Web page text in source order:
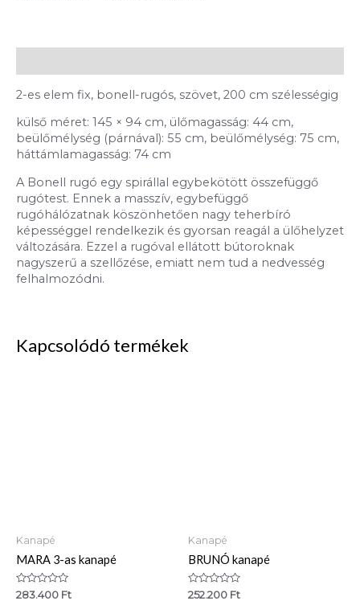
2-es elem fix, bonell-rugós, szövet, 200 cm szélességig
külső méret: 145 × 94 cm, ülőmagasság: 44 cm,
beülőmélység (párnával): 55 cm, beülőmélység: 75 cm,
háttámlamagasság: 74 cm
A Bonell rugó egy spirállal egybekötött összefüggő
rugótest. Ennek a masszív, egybefüggő
rugóhálózatnak köszönhetően nagy teherbíró
képességgel rendelkezik és gyorsan reagál a ülőhelyzet
változására. Ezzel a rugóval ellátott bútoroknak
nagyszerű a szellőzése, emiatt nem tud a nedvesség
felhalmozódni.
Kapcsolódó termékek
Kanapé
MARA 3-as kanapé
Értékelés:
0
283.400 Ft
Kanapé
BRUNÓ kanapé
Értékelés:
0
252.200 Ft